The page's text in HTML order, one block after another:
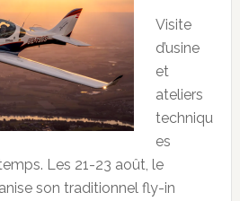
Visite
d’usine
et
ateliers
techniqu
es
Les 21-23 août, le
son traditionnel fly-in